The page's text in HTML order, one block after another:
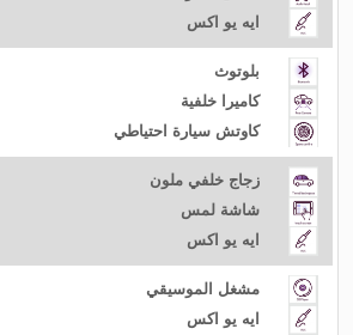
ايه يو اكس
بلوتوث
كاميرا خلفية
كاوتش سيارة احتياطي
زجاج خلفي ملون
شاشة لمس
ايه يو اكس
مشغل الموسيقي
ايه يو اكس